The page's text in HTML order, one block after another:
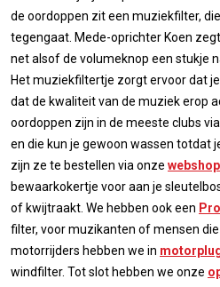
de oordoppen zit een muziekfilter,
tegengaat. Mede-oprichter Koen
net alsof de volumeknop een stukje
Het muziekfiltertje zorgt ervoor dat
dat de kwaliteit van de muziek erop
oordoppen zijn in de meeste clubs
en die kun je gewoon wassen totdat
zijn ze te bestellen via onze webshop
bewaarkokertje voor aan je
of kwijtraakt. We hebben ook een
filter, voor muzikanten of mensen
motorrijders hebben we in
windfilter. Tot slot hebben we onze